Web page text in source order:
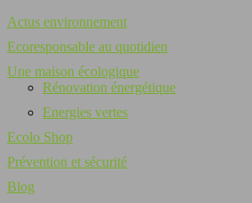
Actus environnement
Ecoresponsable au quotidien
Une maison écologique
Rénovation énergétique
Energies vertes
Ecolo Shop
Prévention et sécurité
Blog